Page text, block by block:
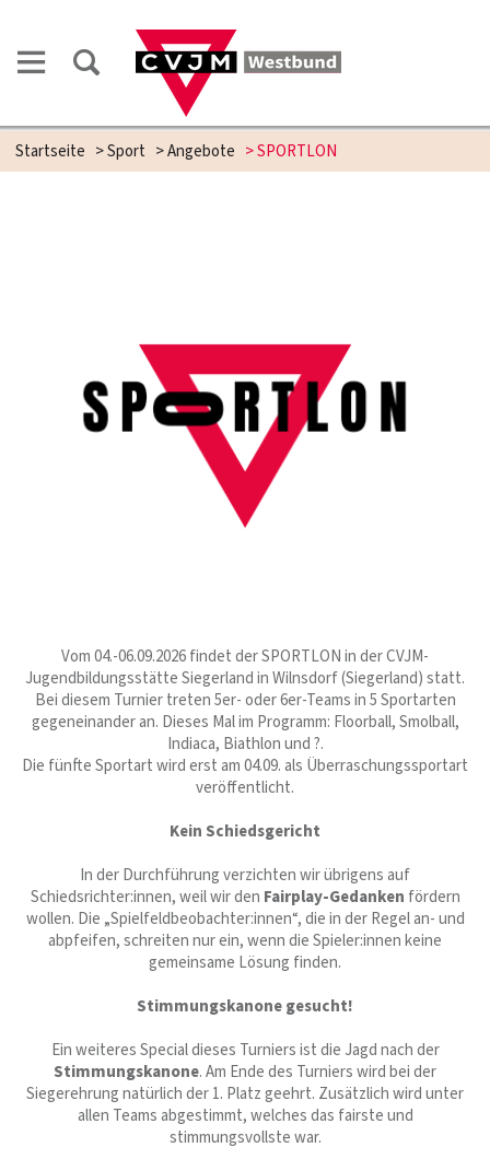
Startseite >Sport >Angebote >SPORTLON
Vom 04.-06.09.2026 findet der SPORTLON in der CVJM-
Jugendbildungsstätte Siegerland in Wilnsdorf (Siegerland) statt.
Bei diesem Turnier treten 5er- oder 6er-Teams in 5 Sportarten
gegeneinander an. Dieses Mal im Programm: Floorball, Smolball,
Indiaca, Biathlon und ?.
Die fünfte Sportart wird erst am 04.09. als Überraschungssportart
veröffentlicht.
Kein Schiedsgericht
In der Durchführung verzichten wir übrigens auf
Schiedsrichter:innen, weil wir den Fairplay-Gedanken fördern
wollen. Die „Spielfeldbeobachter:innen“, die in der Regel an- und
abpfeifen, schreiten nur ein, wenn die Spieler:innen keine
gemeinsame Lösung finden.
Stimmungskanone gesucht!
Ein weiteres Special dieses Turniers ist die Jagd nach der
Stimmungskanone. Am Ende des Turniers wird bei der
Siegerehrung natürlich der 1. Platz geehrt. Zusätzlich wird unter
allen Teams abgestimmt, welches das fairste und
stimmungsvollste war.